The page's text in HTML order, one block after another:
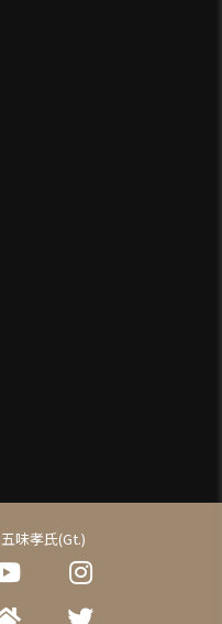
五味孝氏(Gt.)